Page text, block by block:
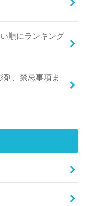
順にランキング
剤、禁忌事項ま